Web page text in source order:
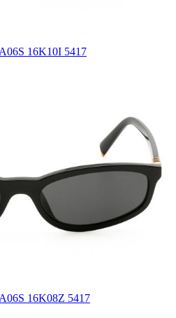
16K10I 5417
16K08Z 5417